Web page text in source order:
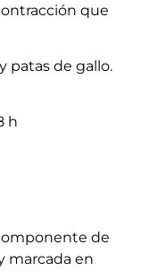
que
patas de gallo.
h
de
marcada en